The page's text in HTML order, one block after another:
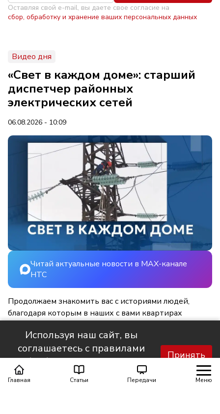
Главная Статьи Передачи Меню
Оставляя свой e-mail, вы даете свое согласие на
сбор, обработку и хранение ваших персональных данных
Видео дня
«Свет в каждом доме»: старший
диспетчер районных
электрических сетей
06.08.2026 - 10:09
Читай актуальные новости в MAX-канале
НТС
Продолжаем знакомить вас с историями людей,
благодаря которым в наших с вами квартирах
Используя наш сайт, вы
соглашаетесь с правилами
обработки персональных
данных.
Принять